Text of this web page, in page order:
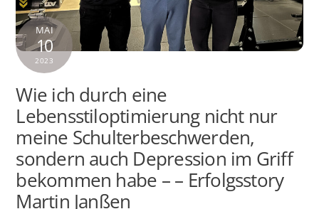
MAI
10
2023
Wie ich durch eine
Lebensstiloptimierung nicht nur
meine Schulterbeschwerden,
sondern auch Depression im Griff
bekommen habe – – Erfolgsstory
Martin Janßen